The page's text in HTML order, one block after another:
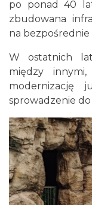
po ponad 40
zbudowana
na bezpośrednie
W ostatnich
między
modernizację
sprowadzenie